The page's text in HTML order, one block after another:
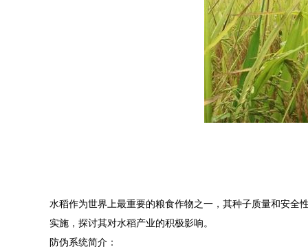
水稻作为世界上最重要的粮食作物之一，其种子质量和安全
实施，探讨其对水稻产业的积极影响。
防伪系统简介：